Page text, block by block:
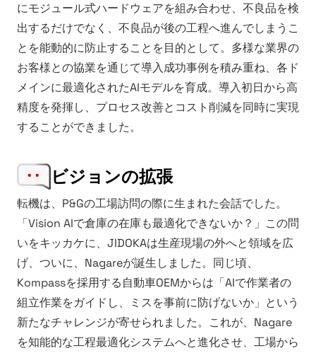
にモジュール式ハードウェアを組み合わせ、不良品を検
出するだけでなく、不良品が後の工程へ進んでしまうこ
とを能動的に防止することを目的として。多様な業界の
お客様との協業を通じて導入成功事例を積み重ね、各ド
メインに最適化されたAIモデルを育成。導入初日から高
精度を発揮し、プロセス改善とコスト削減を同時に実現
することができました。
ビジョンの拡張
転機は、P&Gの工場訪問の際に生まれた会話でした。
「Vision AIで倉庫の在庫も最適化できないか？」この問
いをキッカケに、JIDOKAは生産現場の外へと領域を広
げ、ついに、Nagareが誕生しました。同じ頃、
Kompassを採用する自動車OEMからは「AIで作業者の
組立作業をガイドし、ミスを事前に防げないか」という
新たなチャレンジが寄せられました。これが、Nagare
を知能的な工程最適化システムへと進化させ、工場から